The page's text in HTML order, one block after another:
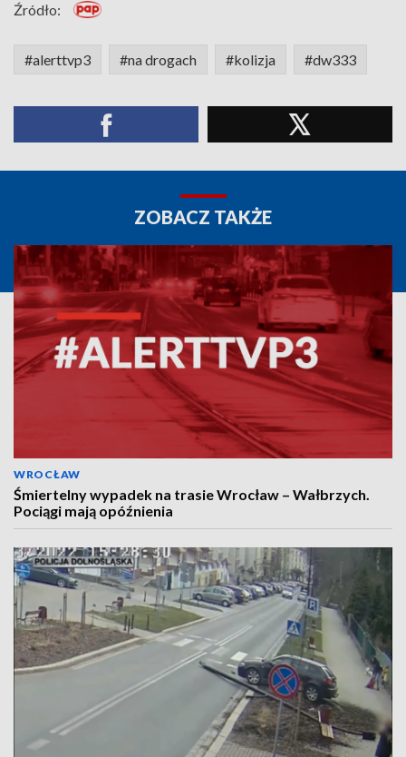
Źródło:
#alerttvp3 #na drogach #kolizja #dw333
ZOBACZ TAKŻE
WROCŁAW
Śmiertelny wypadek na trasie Wrocław – Wałbrzych.
Pociągi mają opóźnienia